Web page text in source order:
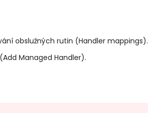
obslužných rutin (Handler mappings).
Managed Handler).